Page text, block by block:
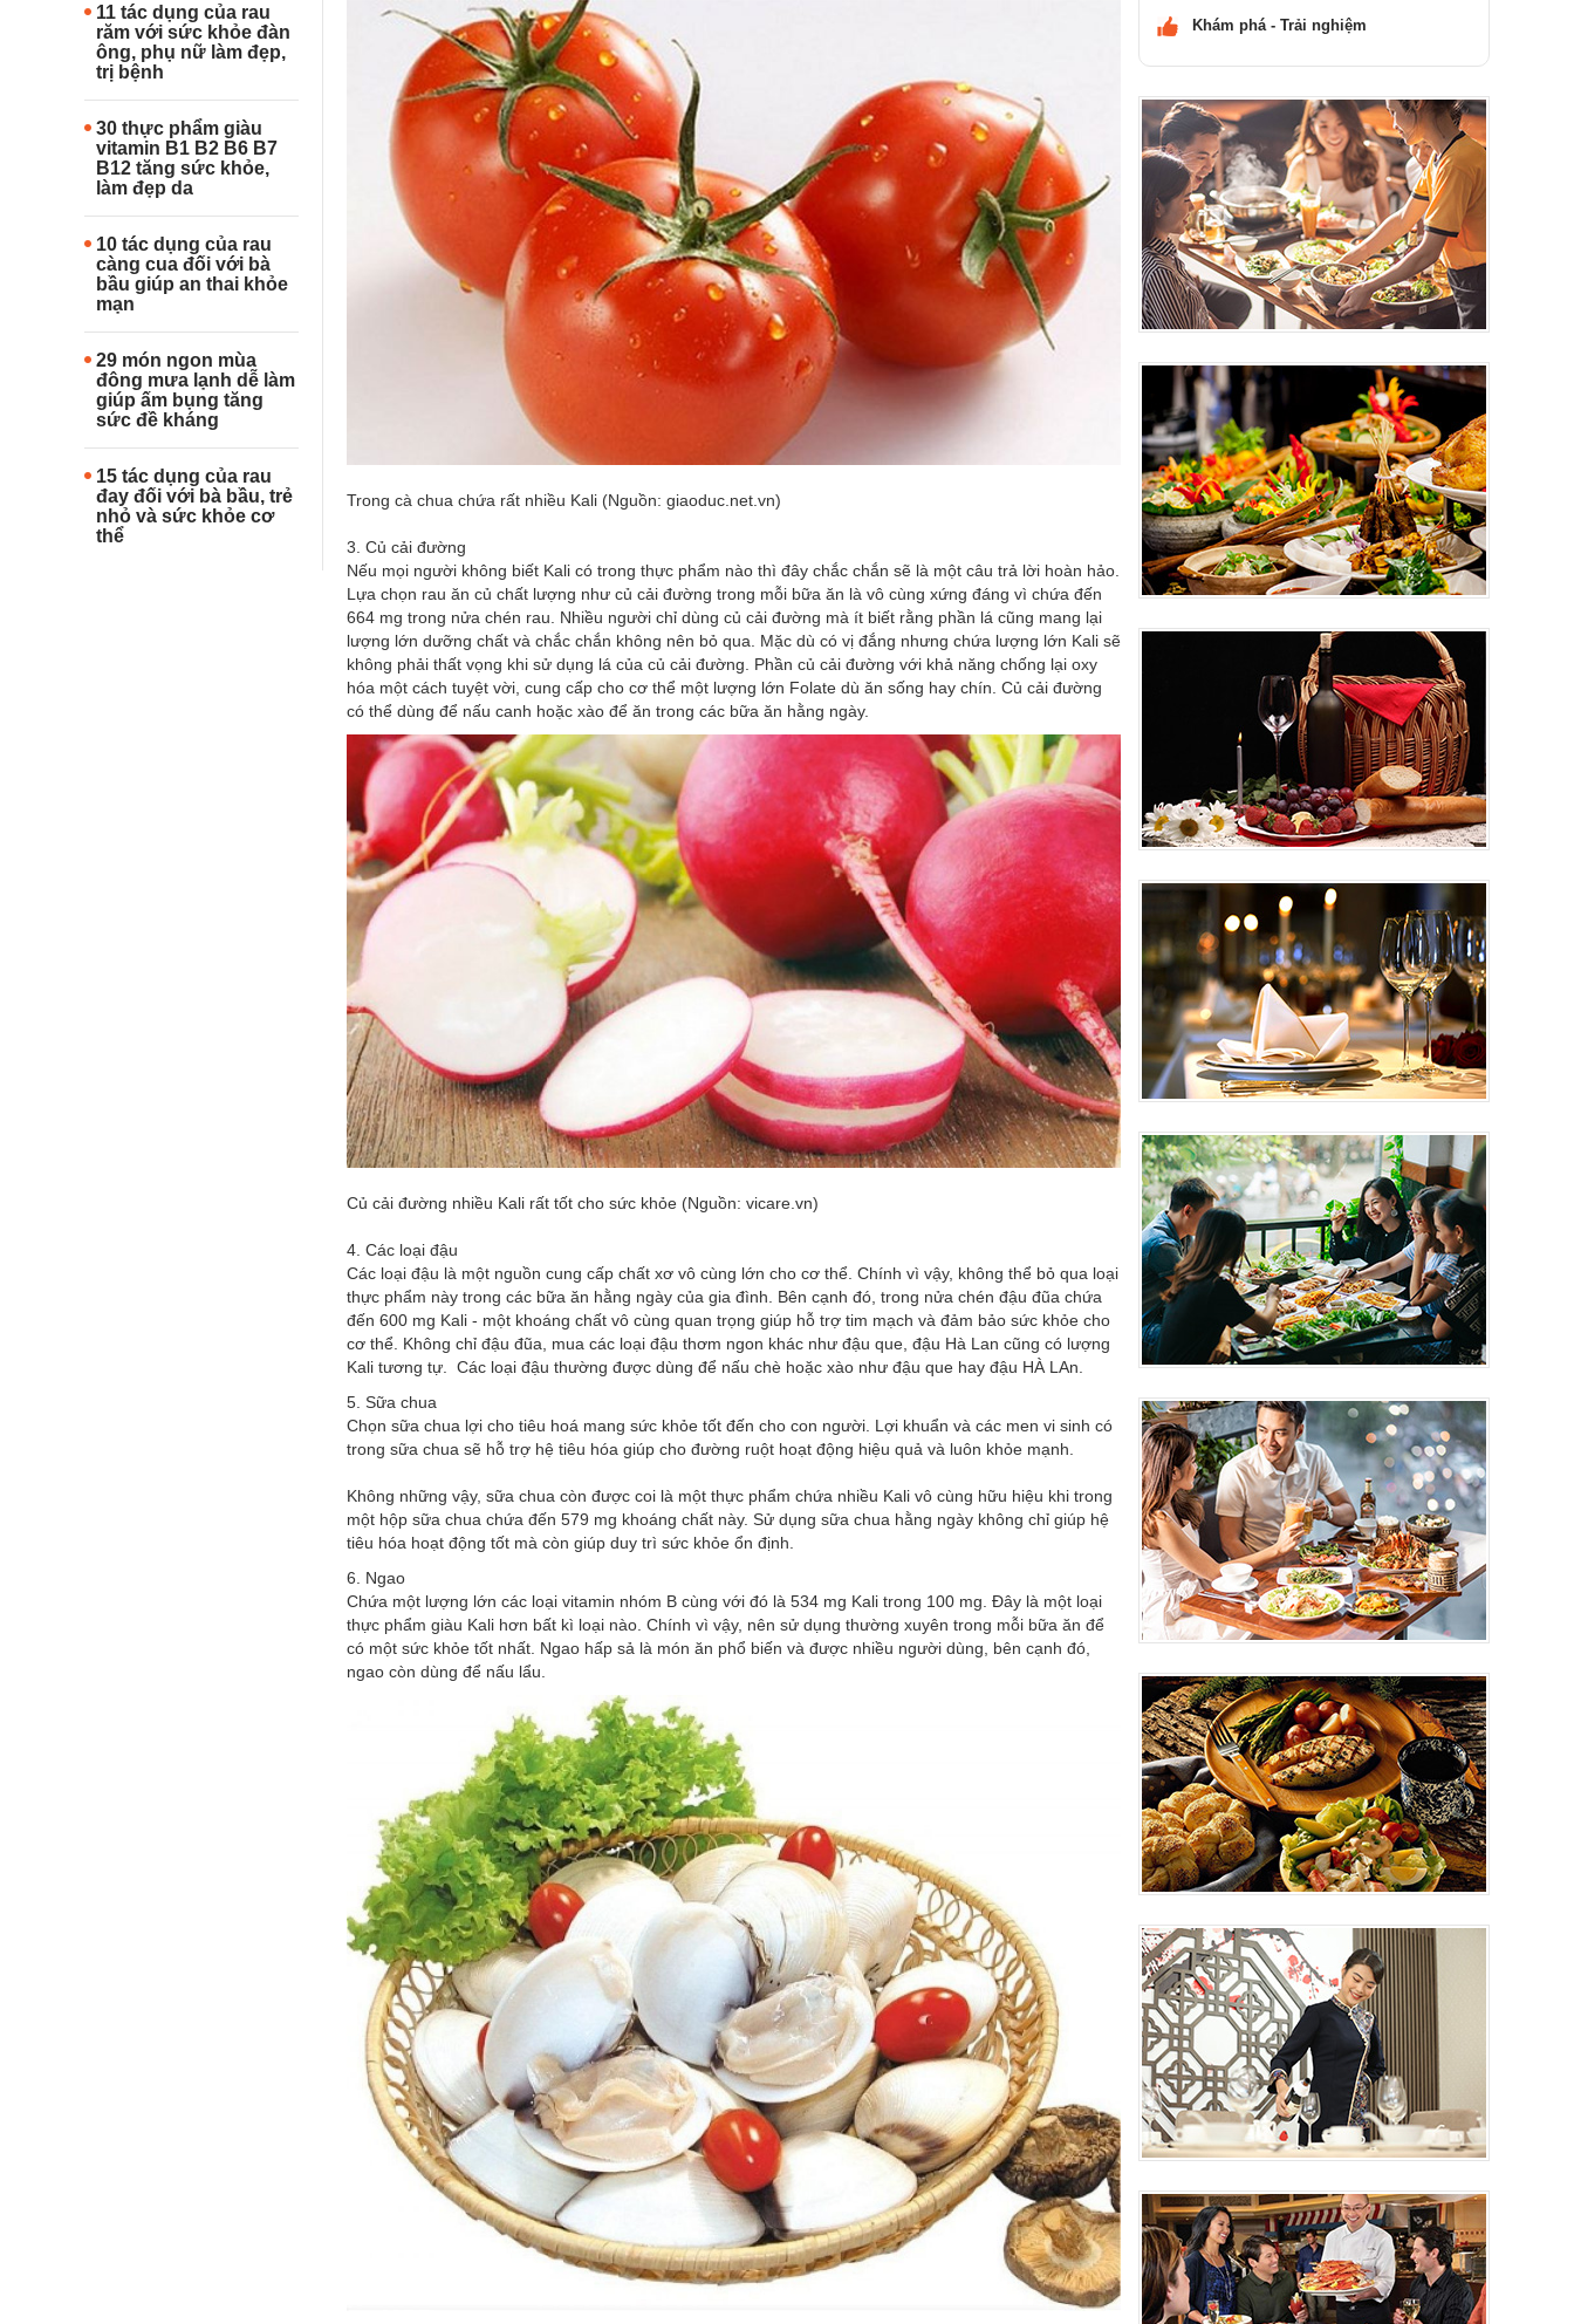
11 tác dụng của rau
răm với sức khỏe đàn
ông, phụ nữ làm đẹp,
trị bệnh
30 thực phẩm giàu
vitamin B1 B2 B6 B7
B12 tăng sức khỏe,
làm đẹp da
10 tác dụng của rau
càng cua đối với bà
bầu giúp an thai khỏe
mạn
29 món ngon mùa
đông mưa lạnh dễ làm
giúp ấm bụng tăng
sức đề kháng
15 tác dụng của rau
đay đối với bà bầu, trẻ
nhỏ và sức khỏe cơ
thể
Trong cà chua chứa rất nhiều Kali (Nguồn: giaoduc.net.vn)
3. Củ cải đường
Nếu mọi người không biết Kali có trong thực phẩm nào thì đây chắc chắn sẽ là một câu trả lời hoàn hảo.
Lựa chọn rau ăn củ chất lượng như củ cải đường trong mỗi bữa ăn là vô cùng xứng đáng vì chứa đến
664 mg trong nửa chén rau. Nhiều người chỉ dùng củ cải đường mà ít biết rằng phần lá cũng mang lại
lượng lớn dưỡng chất và chắc chắn không nên bỏ qua. Mặc dù có vị đắng nhưng chứa lượng lớn Kali sẽ
không phải thất vọng khi sử dụng lá của củ cải đường. Phần củ cải đường với khả năng chống lại oxy
hóa một cách tuyệt vời, cung cấp cho cơ thể một lượng lớn Folate dù ăn sống hay chín. Củ cải đường
có thể dùng để nấu canh hoặc xào để ăn trong các bữa ăn hằng ngày.
Củ cải đường nhiều Kali rất tốt cho sức khỏe (Nguồn: vicare.vn)
4. Các loại đậu
Các loại đậu là một nguồn cung cấp chất xơ vô cùng lớn cho cơ thể. Chính vì vậy, không thể bỏ qua loại
thực phẩm này trong các bữa ăn hằng ngày của gia đình. Bên cạnh đó, trong nửa chén đậu đũa chứa
đến 600 mg Kali - một khoáng chất vô cùng quan trọng giúp hỗ trợ tim mạch và đảm bảo sức khỏe cho
cơ thể. Không chỉ đậu đũa, mua các loại đậu thơm ngon khác như đậu que, đậu Hà Lan cũng có lượng
Kali tương tự. Các loại đậu thường được dùng để nấu chè hoặc xào như đậu que hay đậu HÀ LAn.
5. Sữa chua
Chọn sữa chua lợi cho tiêu hoá mang sức khỏe tốt đến cho con người. Lợi khuẩn và các men vi sinh có
trong sữa chua sẽ hỗ trợ hệ tiêu hóa giúp cho đường ruột hoạt động hiệu quả và luôn khỏe mạnh.
Không những vậy, sữa chua còn được coi là một thực phẩm chứa nhiều Kali vô cùng hữu hiệu khi trong
một hộp sữa chua chứa đến 579 mg khoáng chất này. Sử dụng sữa chua hằng ngày không chỉ giúp hệ
tiêu hóa hoạt động tốt mà còn giúp duy trì sức khỏe ổn định.
6. Ngao
Chứa một lượng lớn các loại vitamin nhóm B cùng với đó là 534 mg Kali trong 100 mg. Đây là một loại
thực phẩm giàu Kali hơn bất kì loại nào. Chính vì vậy, nên sử dụng thường xuyên trong mỗi bữa ăn để
có một sức khỏe tốt nhất. Ngao hấp sả là món ăn phổ biến và được nhiều người dùng, bên cạnh đó,
ngao còn dùng để nấu lẩu.
Khám phá - Trải nghiệm